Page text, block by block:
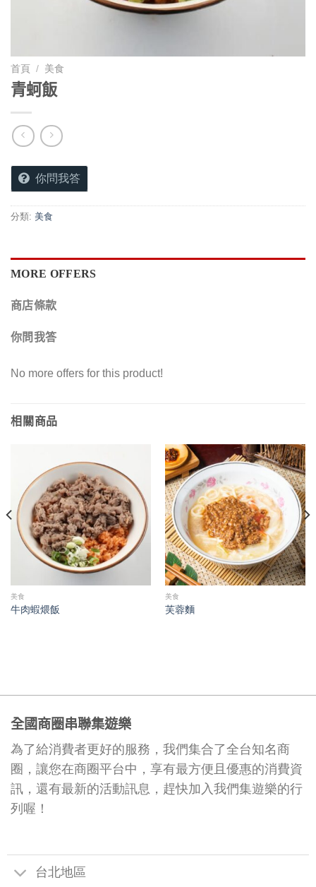
首頁 / 美食
青蚵飯
你問我答
分類: 美食
MORE OFFERS
商店條款
你問我答
No more offers for this product!
相關商品
美食
牛肉蝦煨飯
美食
芙蓉麵
全國商圈串聯集遊樂
為了給消費者更好的服務，我們集合了全台知名商
圈，讓您在商圈平台中，享有最方便且優惠的消費資
訊，還有最新的活動訊息，趕快加入我們集遊樂的行
列喔！
台北地區